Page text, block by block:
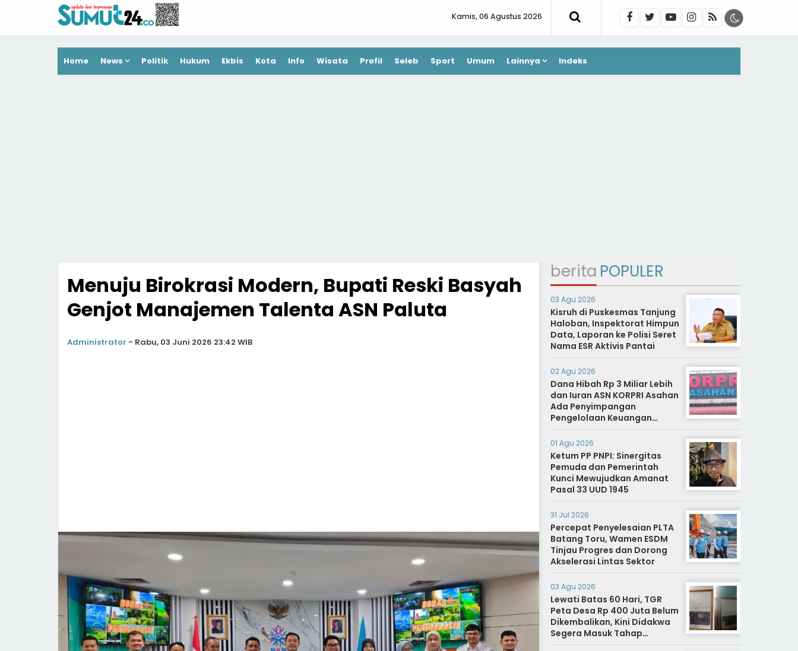
Kamis, 06 Agustus 2026
Home News Politik Hukum Ekbis Kota Info Wisata Profil Seleb Sport Umum Lainnya Indeks
Menuju Birokrasi Modern, Bupati Reski Basyah
Genjot Manajemen Talenta ASN Paluta
Administrator - Rabu, 03 Juni 2026 23:42 WIB
berita POPULER
03 Agu 2026
Kisruh di Puskesmas Tanjung
Haloban, Inspektorat Himpun
Data, Laporan ke Polisi Seret
Nama ESR Aktivis Pantai
02 Agu 2026
Dana Hibah Rp 3 Miliar Lebih
dan Iuran ASN KORPRI Asahan
Ada Penyimpangan
Pengelolaan Keuangan
Dipertanyakan, Aparat
Diminta Segera Usut
01 Agu 2026
Ketum PP PNPI: Sinergitas
Pemuda dan Pemerintah
Kunci Mewujudkan Amanat
Pasal 33 UUD 1945
31 Jul 2026
Percepat Penyelesaian PLTA
Batang Toru, Wamen ESDM
Tinjau Progres dan Dorong
Akselerasi Lintas Sektor
03 Agu 2026
Lewati Batas 60 Hari, TGR
Peta Desa Rp 400 Juta Belum
Dikembalikan, Kini Didakwa
Segera Masuk Tahap
Penyidikan